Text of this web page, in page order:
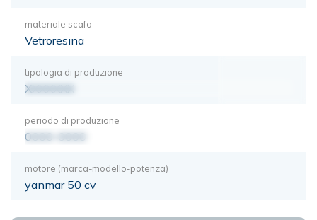
materiale scafo
Vetroresina
tipologia di produzione
XXXXXXX
periodo di produzione
0000-0000
motore (marca-modello-potenza)
yanmar 50 cv